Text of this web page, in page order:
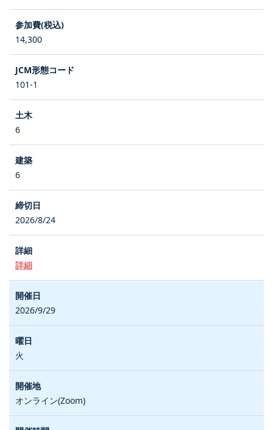
14,300
101-1
6
6
2026/8/24
詳細
2026/9/29
火
オンライン(Zoom)